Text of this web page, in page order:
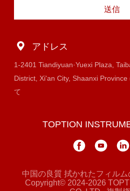
送信
アドレス
1-2401 Tiandiyuan·Yuexi Plaza,
District, Xi'an City, Shaanxi
て
TOPTION
中国の良質 拭かれたフィルム
Copyright© 2024-2026